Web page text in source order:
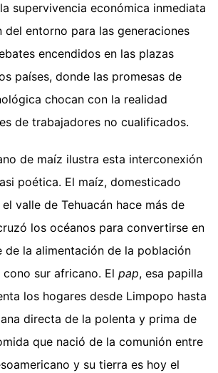
supervivencia económica inmediata
del entorno para las generaciones
encendidos en las plazas
países, donde las promesas de
chocan con la realidad
de trabajadores no cualificados.
de maíz ilustra esta interconexión
poética. El maíz, domesticado
valle de Tehuacán hace más de
los océanos para convertirse en
de la alimentación de la población
sur africano. El pap, esa papilla
los hogares desde Limpopo hasta
directa de la polenta y prima de
que nació de la comunión entre
y su tierra es hoy el